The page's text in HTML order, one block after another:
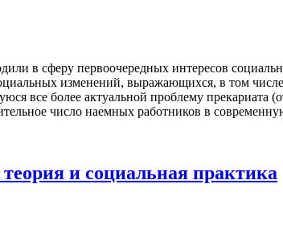
в сферу первоочередных интересов
изменений, выражающихся, в том
все более актуальной проблему прекариата
число наемных работников в
и социальная практика